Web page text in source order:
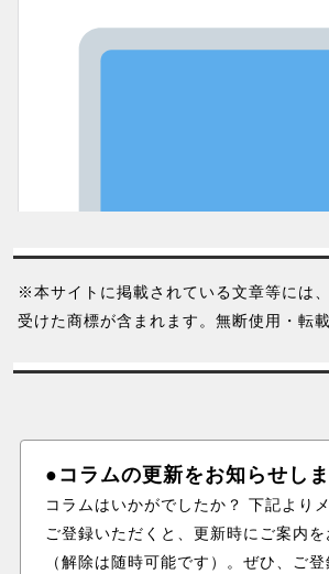
※本サイトに掲載されている文章等には
受けた商標が含まれます。無断使用・転
●コラムの更新をお知らせしま
コラムはいかがでしたか？ 下記より
ご登録いただくと、更新時にご案内
（解除は随時可能です）。ぜひ、ご登